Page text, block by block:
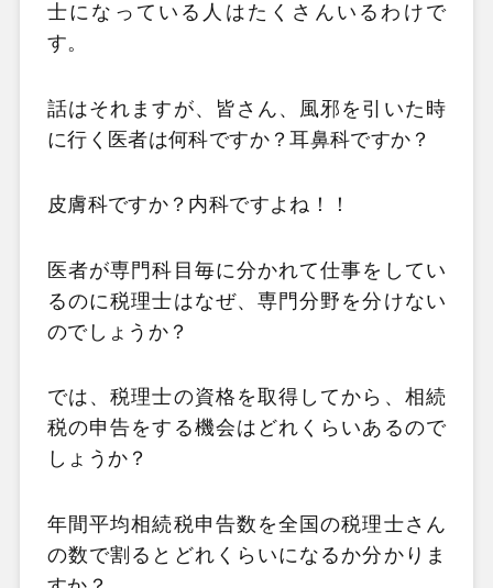
士になっている人はたくさんいるわけで
す。
話はそれますが、皆さん、風邪を引いた時
に行く医者は何科ですか？耳鼻科ですか？
皮膚科ですか？内科ですよね！！
医者が専門科目毎に分かれて仕事をしてい
るのに税理士はなぜ、専門分野を分けない
のでしょうか？
では、税理士の資格を取得してから、相続
税の申告をする機会はどれくらいあるので
しょうか？
年間平均相続税申告数を全国の税理士さん
の数で割るとどれくらいになるか分かりま